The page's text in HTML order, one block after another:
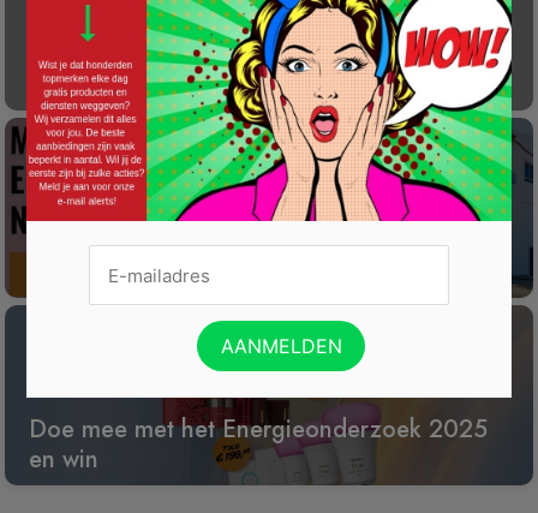
Gratis Princess elektrische kachel t.w.v. €
100
Win een wijnreis naar Spanje
Doe mee met het Energieonderzoek 2025
en win